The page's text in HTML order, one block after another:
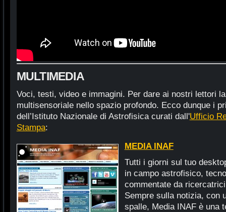
MULTIMEDIA
Voci, testi, video e immagini. Per dare ai nostri lettori
multisensoriale nello spazio profondo. Ecco dunque i
dell’Istituto Nazionale di Astrofisica curati dall'Ufficio
Stampa:
MEDIA INAF
Tutti i giorni sul tuo
in campo astrofisico,
commentate da
Sempre sulla notizia, con
spalle, Media INAF è una